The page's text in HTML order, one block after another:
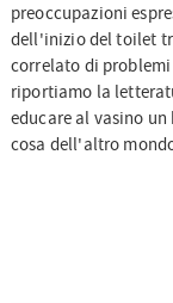
preoccupazioni
dell'inizio del toilet
correlato di problemi
riportiamo la
educare al vasino
cosa dell'altro